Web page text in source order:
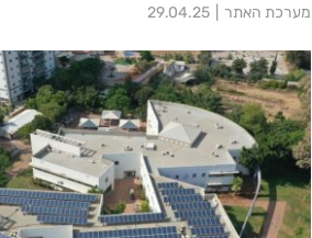
מערכת האתר 29.04.25